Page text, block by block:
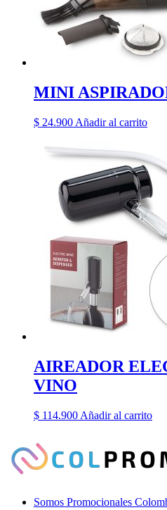
MINI
$ 24.900 Añadir al carrito
AIREADOR
VINO
$ 114.900 Añadir al carrito
Somos Promocionales